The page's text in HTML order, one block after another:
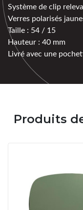
Système de clip
Verres polarisés
Taille : 54 / 15
Hauteur : 40 mm
Livré avec une
Produits